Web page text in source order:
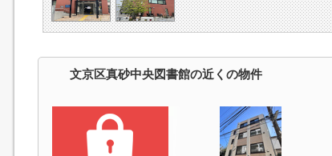
文京区真砂中央図書館の近くの物件